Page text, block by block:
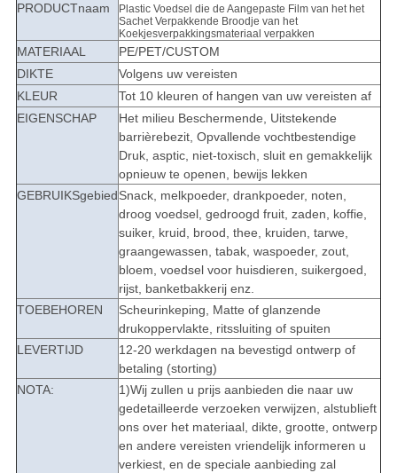
PRODUCTnaam
Plastic Voedsel die de Aangepaste Film van het het
Sachet Verpakkende Broodje van het
Koekjesverpakkingsmateriaal verpakken
MATERIAAL
PE/PET/CUSTOM
DIKTE
Volgens uw vereisten
KLEUR
Tot 10 kleuren of hangen van uw vereisten af
EIGENSCHAP
Het milieu Beschermende, Uitstekende
barrièrebezit, Opvallende vochtbestendige
Druk, asptic, niet-toxisch, sluit en gemakkelijk
opnieuw te openen, bewijs lekken
GEBRUIKSgebiedSnack, melkpoeder, drankpoeder, noten,
droog voedsel, gedroogd fruit, zaden, koffie,
suiker, kruid, brood, thee, kruiden, tarwe,
graangewassen, tabak, waspoeder, zout,
bloem, voedsel voor huisdieren, suikergoed,
rijst, banketbakkerij enz.
TOEBEHOREN
Scheurinkeping, Matte of glanzende
drukoppervlakte, ritssluiting of spuiten
LEVERTIJD
12-20 werkdagen na bevestigd ontwerp of
betaling (storting)
NOTA:
1)Wij zullen u prijs aanbieden die naar uw
gedetailleerde verzoeken verwijzen, alstublieft
ons over het materiaal, dikte, grootte, ontwerp
en andere vereisten vriendelijk informeren u
verkiest, en de speciale aanbieding zal